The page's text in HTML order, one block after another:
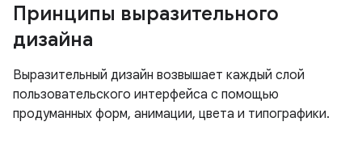
Принципы выразительного
дизайна
Выразительный дизайн возвышает каждый слой
пользовательского интерфейса с помощью
продуманных форм, анимации, цвета и типографики.